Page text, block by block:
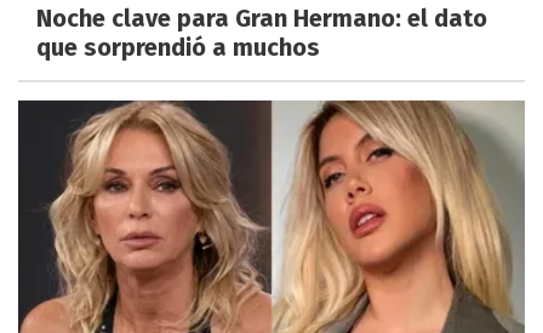
Noche clave para Gran Hermano: el dato
que sorprendió a muchos